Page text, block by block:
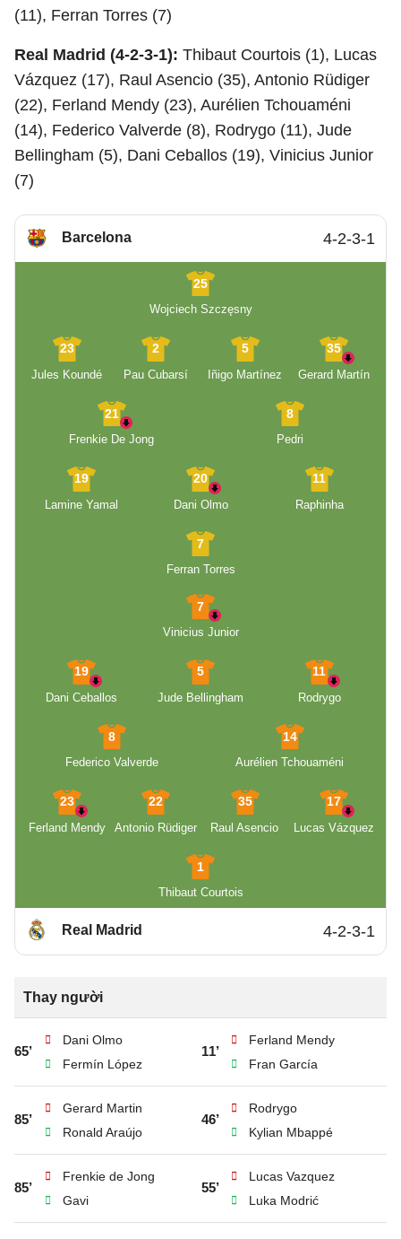
(11), Ferran Torres (7)
Real Madrid (4-2-3-1): Thibaut Courtois (1), Lucas
Vázquez (17), Raul Asencio (35), Antonio Rüdiger
(22), Ferland Mendy (23), Aurélien Tchouaméni
(14), Federico Valverde (8), Rodrygo (11), Jude
Bellingham (5), Dani Ceballos (19), Vinicius Junior
(7)
Barcelona 4-2-3-1
25
Wojciech Szczęsny
23
Jules Koundé
2
Pau Cubarsí
5
Iñigo Martínez
35
Gerard Martín
21
Frenkie De Jong
8
Pedri
19
Lamine Yamal
20
Dani Olmo
11
Raphinha
7
Ferran Torres
7
Vinicius Junior
19
Dani Ceballos
5
Jude Bellingham
11
Rodrygo
8
Federico Valverde
14
Aurélien Tchouaméni
23
Ferland Mendy
22
Antonio Rüdiger
35
Raul Asencio
17
Lucas Vázquez
1
Thibaut Courtois
Real Madrid 4-2-3-1
Thay người
65’
Dani Olmo
Fermín López
11’
Ferland Mendy
Fran García
85’
Gerard Martin
Ronald Araújo
46’
Rodrygo
Kylian Mbappé
85’
Frenkie de Jong
Gavi
55’
Lucas Vazquez
Luka Modrić